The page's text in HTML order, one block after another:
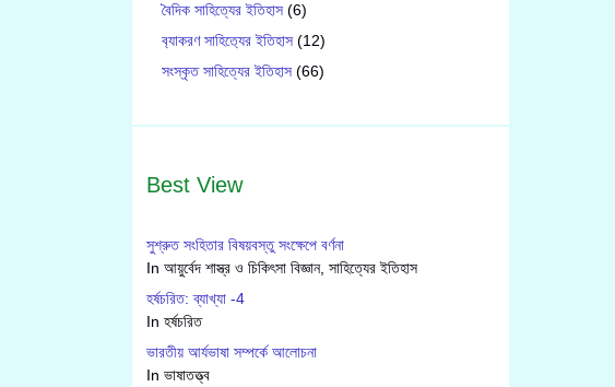
বৈদিক সাহিত্যের ইতিহাস (6)
ব‍্যাকরণ সাহিত‍্যের ইতিহাস (12)
সংস্কৃত সাহিত্যের ইতিহাস (66)
Best View
সুশ্রুত সংহিতার বিষয়বস্তু সংক্ষেপে বর্ণনা
In আয়ুর্বেদ শাস্ত্র ও চিকিৎসা বিজ্ঞান, সাহিত্যের ইতিহাস
হর্ষচরিত: ব্যাখ্যা -4
In হর্ষচরিত
ভারতীয় আর্যভাষা সম্পর্কে আলোচনা
In ভাষাতত্ত্ব